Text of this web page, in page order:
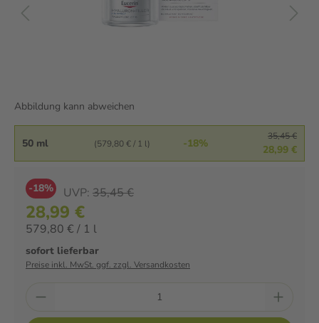
Abbildung kann abweichen
50 ml (579,80 € / 1 l) -18%
35,45 €
28,99 €
-18% UVP: 35,45 €
28,99 €
579,80 € / 1 l
sofort lieferbar
Preise inkl. MwSt. ggf. zzgl. Versandkosten